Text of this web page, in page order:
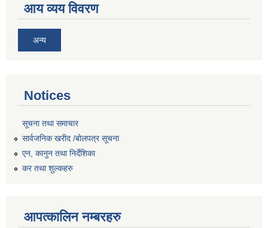
आय व्यय विवरण
अन्य
Notices
सूचना तथा समाचार
सार्वजनिक खरीद /बोलपत्र सूचना
एन, कानुन तथा निर्देशिका
कर तथा शुल्कहरु
आपत्कालिन नम्बरहरु